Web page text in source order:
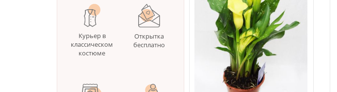
Курьер в
классическом
костюме
Открытка
бесплатно